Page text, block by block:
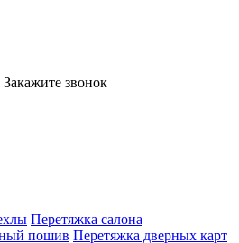
Закажите звонок
Перетяжка салона
пошив Перетяжка дверных карт